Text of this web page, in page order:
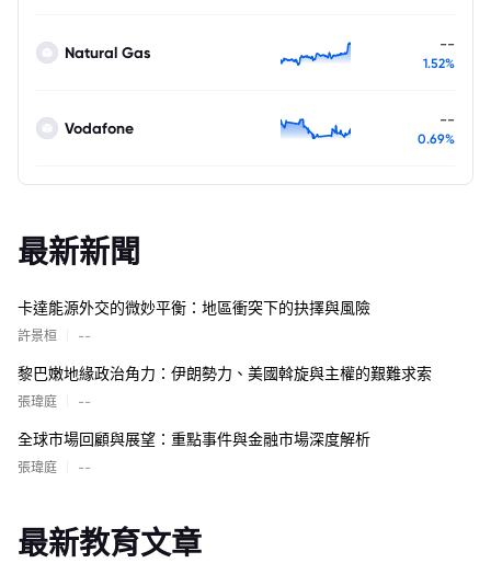
Natural Gas --
1.52%
Vodafone --
0.69%
最新新聞
卡達能源外交的微妙平衡：地區衝突下的抉擇與風險
許景桓 --
黎巴嫩地緣政治角力：伊朗勢力、美國斡旋與主權的艱難求索
張瑋庭 --
全球市場回顧與展望：重點事件與金融市場深度解析
張瑋庭 --
最新教育文章